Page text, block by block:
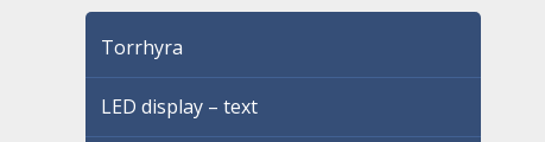
Torrhyra
LED display – text